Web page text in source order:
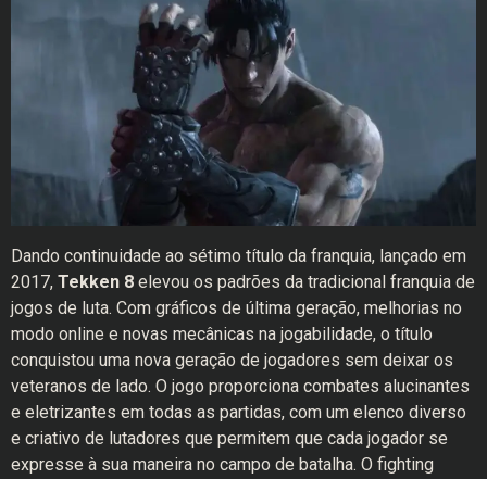
Dando continuidade ao sétimo título da franquia, lançado em
2017, Tekken 8 elevou os padrões da tradicional franquia de
jogos de luta. Com gráficos de última geração, melhorias no
modo online e novas mecânicas na jogabilidade, o título
conquistou uma nova geração de jogadores sem deixar os
veteranos de lado. O jogo proporciona combates alucinantes
e eletrizantes em todas as partidas, com um elenco diverso
e criativo de lutadores que permitem que cada jogador se
expresse à sua maneira no campo de batalha. O fighting